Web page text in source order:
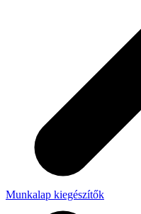
Munkalap kiegészítők